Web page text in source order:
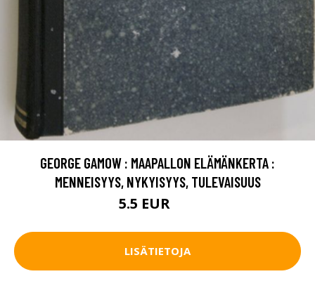
GEORGE GAMOW : MAAPALLON ELÄMÄNKERTA :
MENNEISYYS, NYKYISYYS, TULEVAISUUS
5.5 EUR
LISÄTIETOJA